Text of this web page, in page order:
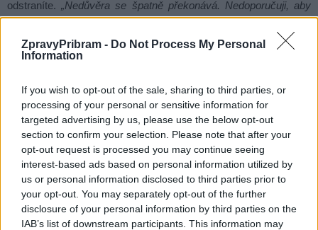
ZpravyPribram - Do Not Process My Personal
Information
If you wish to opt-out of the sale, sharing to third parties, or
processing of your personal or sensitive information for
targeted advertising by us, please use the below opt-out
section to confirm your selection. Please note that after your
opt-out request is processed you may continue seeing
interest-based ads based on personal information utilized by
us or personal information disclosed to third parties prior to
your opt-out. You may separately opt-out of the further
disclosure of your personal information by third parties on the
IAB’s list of downstream participants. This information may
odstraníte.„Nedůvěra se špatně překonává. Nedoporučuji, aby
účinné, jelikož je také důležité doma posléze provádět posilující
cvičení a jednoduché korekce pro upevnění nových struktur
práce na těle i na duchu. Život přináší různé situace a ne vždy
jsou příjemné. Kineziologie nás může udělat šťastnějšími,“
podotýká na závěr.
Komentáře